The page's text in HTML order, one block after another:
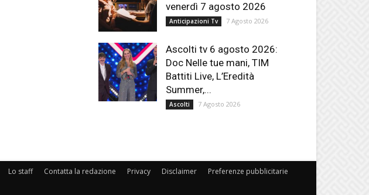
venerdì 7 agosto 2026
Anticipazioni Tv 7 Agosto 2026
Ascolti tv 6 agosto 2026:
Doc Nelle tue mani, TIM
Battiti Live, L’Eredità
Summer,...
Ascolti 7 Agosto 2026
Lo staff Contatta la redazione Privacy Disclaimer Preferenze pubblicitarie